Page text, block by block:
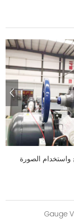
واستخدام الصورة
Gauge